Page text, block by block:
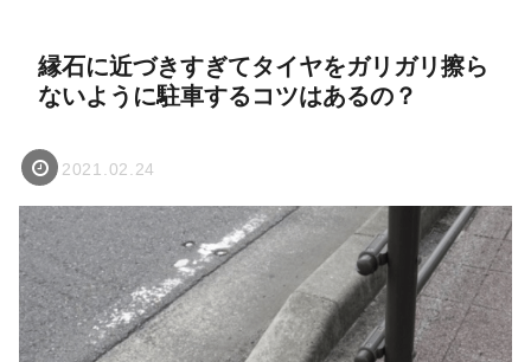
縁石に近づきすぎてタイヤをガリガリ擦ら
ないように駐車するコツはあるの？
2021.02.24